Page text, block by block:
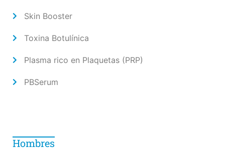
Skin Booster
Toxina Botulínica
Plasma rico en Plaquetas (PRP)
PBSerum
Hombres